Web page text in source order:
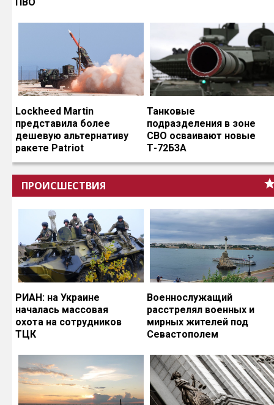
Lockheed Martin
представила более
дешевую альтернативу
ракете Patriot
Танковые
подразделения в зоне
СВО осваивают новые
Т-72Б3А
ПРОИСШЕСТВИЯ
РИАН: на Украине
началась массовая
охота на сотрудников
ТЦК
Военнослужащий
расстрелял военных и
мирных жителей под
Севастополем